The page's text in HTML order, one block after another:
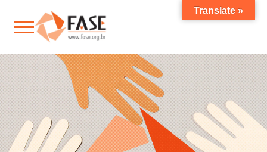
Translate »